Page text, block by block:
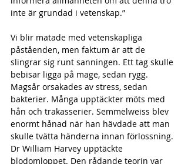
inte är grundad i vetenskap.”
Vi blir matade med vetenskapliga
påståenden, men faktum är att de
slingrar sig runt sanningen. Ett tag skulle
bebisar ligga på mage, sedan rygg.
Magsår orsakades av stress, sedan
bakterier. Många upptäckter möts med
hån och trakasserier. Semmelweiss blev
enormt hånad när han hävdade att man
skulle tvätta händerna innan förlossning.
Dr William Harvey upptäckte
blodomloppet. Den rådande teorin var